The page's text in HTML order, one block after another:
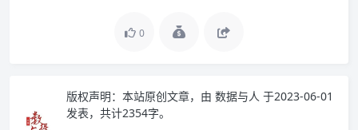
0
版权声明： 本站原创文章，由 数据与人 于2023-06-01
发表，共计2354字。